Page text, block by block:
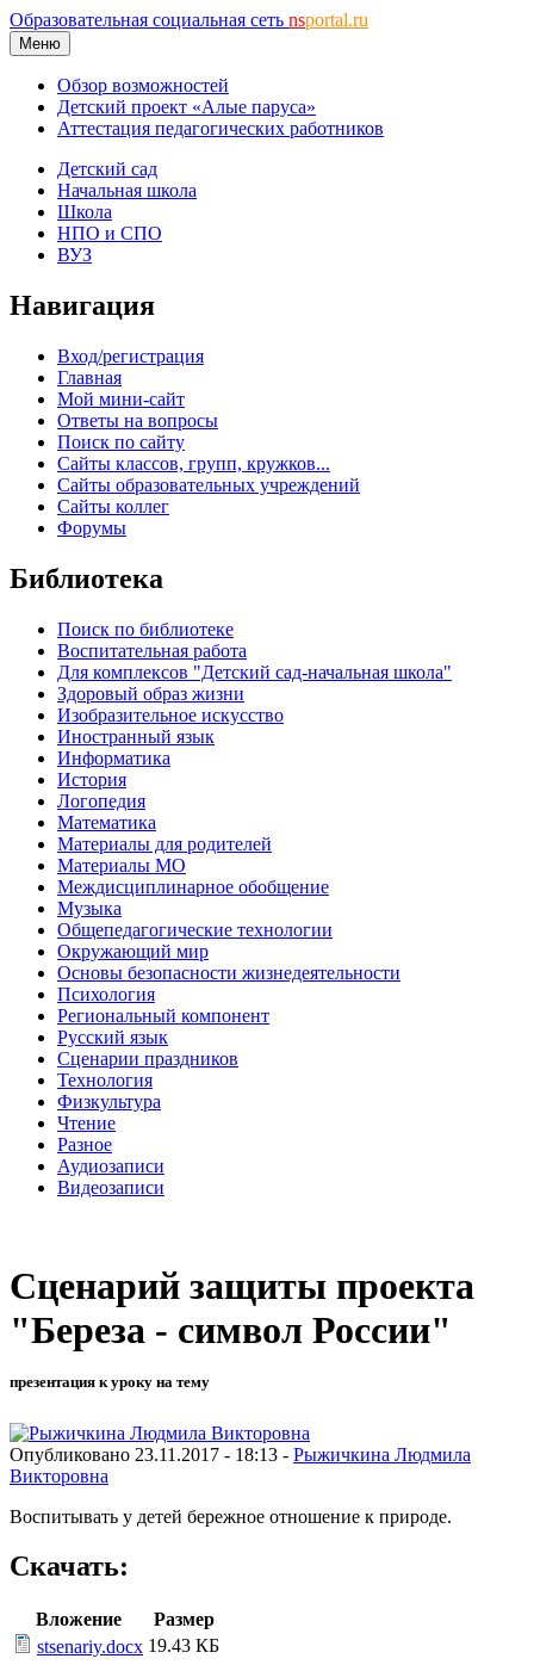
Образовательная социальная сеть nsportal.ru
Меню
Обзор возможностей
Детский проект «Алые паруса»
Аттестация педагогических работников
Детский сад
Начальная школа
Школа
НПО и СПО
ВУЗ
Навигация
Вход/регистрация
Главная
Мой мини-сайт
Ответы на вопросы
Поиск по сайту
Сайты классов, групп, кружков...
Сайты образовательных учреждений
Сайты коллег
Форумы
Библиотека
Поиск по библиотеке
Воспитательная работа
Для комплексов "Детский сад-начальная школа"
Здоровый образ жизни
Изобразительное искусство
Иностранный язык
Информатика
История
Логопедия
Математика
Материалы для родителей
Материалы МО
Междисциплинарное обобщение
Музыка
Общепедагогические технологии
Окружающий мир
Основы безопасности жизнедеятельности
Психология
Региональный компонент
Русский язык
Сценарии праздников
Технология
Физкультура
Чтение
Разное
Аудиозаписи
Видеозаписи
Сценарий защиты проекта
"Береза - символ России"
презентация к уроку на тему
Опубликовано 23.11.2017 - 18:13 - Рыжичкина Людмила
Викторовна
Воспитывать у детей бережное отношение к природе.
Скачать:
Вложение
Размер
stsenariy.docx 19.43 КБ